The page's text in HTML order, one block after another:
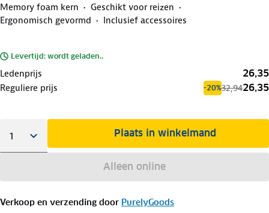
Memory foam kern
Geschikt voor reizen
Ergonomisch gevormd
Inclusief accessoires
Levertijd: wordt geladen..
Ledenprijs 26,35
Reguliere prijs -20%32,9426,35
Plaats in winkelmand
Alleen online
Verkoop en verzending door PurelyGoods